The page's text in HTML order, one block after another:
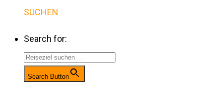
SUCHEN
Search for:
Search Button